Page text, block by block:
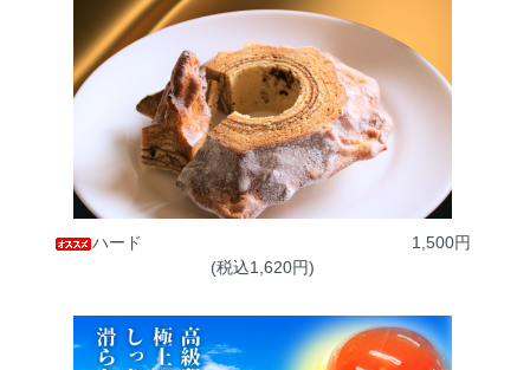
ハード
1,500円
(税込1,620円)